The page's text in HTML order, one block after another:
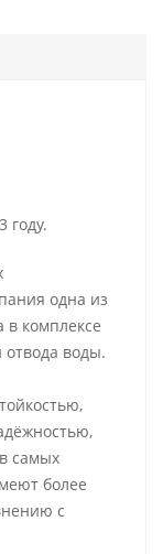
году.
одна из
комплексе
воды.
самых
более
с